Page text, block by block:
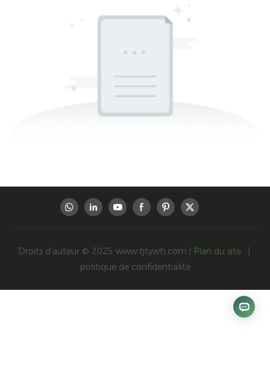
Droits d'auteur © 2025 www.tjtywh.com Plan du site
politique de confidentialité